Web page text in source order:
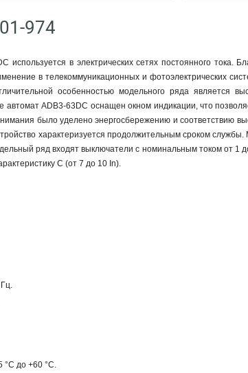
974
используется в электрических сетях постоянного тока.
в телекоммуникационных и фотоэлектрических
особенностью модельного ряда является
ADB3-63DC оснащен окном индикации, что
было уделено энергосбережению и соответствию
характеризуется продолжительным сроком службы.
ряд входят выключатели с номинальным током от
C (от 7 до 10 In).
°С до +60 °С.